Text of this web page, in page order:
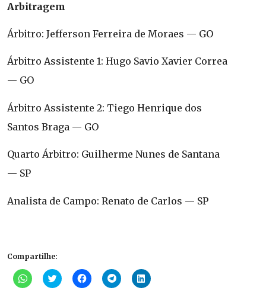
Arbitragem
Árbitro: Jefferson Ferreira de Moraes — GO
Árbitro Assistente 1: Hugo Savio Xavier Correa
— GO
Árbitro Assistente 2: Tiego Henrique dos
Santos Braga — GO
Quarto Árbitro: Guilherme Nunes de Santana
— SP
Analista de Campo: Renato de Carlos — SP
Compartilhe:
Clique
para
Clique
para
Clique
para
Clique
para
Clique
para